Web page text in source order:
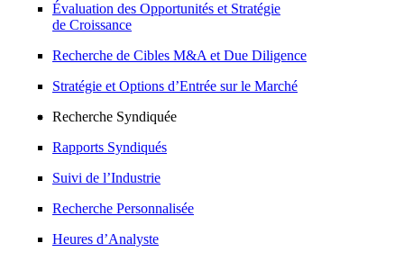
Évaluation des Opportunités et Stratégie
de Croissance
Recherche de Cibles M&A et Due Diligence
Stratégie et Options d’Entrée sur le Marché
Recherche Syndiquée
Rapports Syndiqués
Suivi de l’Industrie
Recherche Personnalisée
Heures d’Analyste